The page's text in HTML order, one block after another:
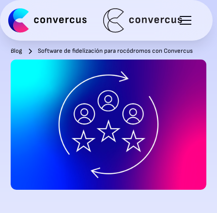
Blog Software de fidelización para rocódromos con Convercus